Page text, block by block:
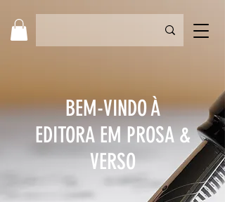
BEM-VINDO À
EDITORA EM PROSA &
VERSO